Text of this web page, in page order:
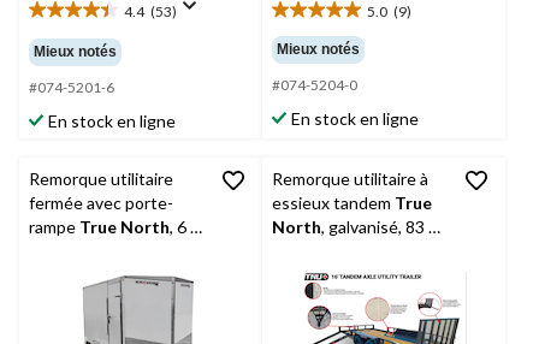
4.4 (53)
4.4
étoile(s)
sur
5.
53
évaluations
Mieux notés
#074-5201-6
En stock en ligne
5.0 (9)
5.0
étoile(s)
sur
5.
9
Mieux notés
#074-5204-0
En stock en ligne
Remorque utilitaire
fermée avec porte-
rampe True North, 6 x
Remorque utilitaire à
essieux tandem True
North, galvanisé, 83 po